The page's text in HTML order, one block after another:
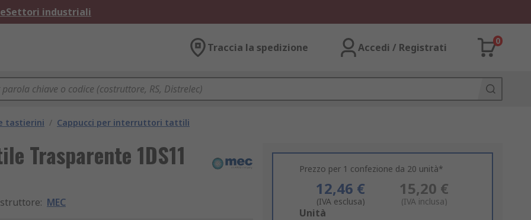
Settori industriali
Traccia la spedizione Accedi / Registrati
0
tastierini / Cappucci per interruttori tattili
Trasparente 1DS11
: MEC
Prezzo per 1 confezione da 20 unità*
12,46 €
(IVA esclusa)
15,20 €
(IVA inclusa)
Add
Unità